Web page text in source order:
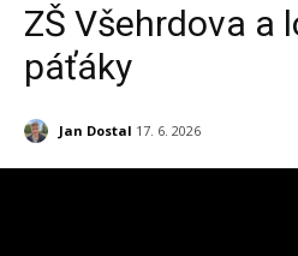
ZŠ Všehrdova a
páťáky
Jan Dostal 17. 6. 2026